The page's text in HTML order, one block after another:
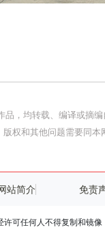
品，均转载、编译或摘
权和其他问题需要同本
站简介 免责
许可任何人不得复制和镜